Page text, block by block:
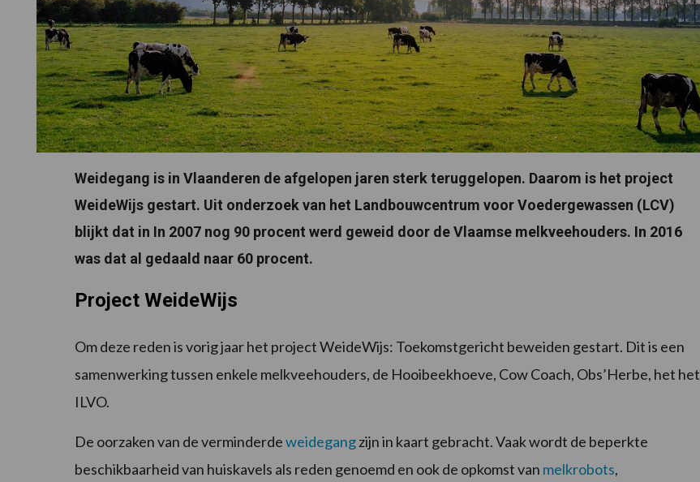
Weidegang is in Vlaanderen de afgelopen jaren sterk teruggelopen. Daarom is het project
WeideWijs gestart. Uit onderzoek van het Landbouwcentrum voor Voedergewassen (LCV)
blijkt dat in In 2007 nog 90 procent werd geweid door de Vlaamse melkveehouders. In 2016
was dat al gedaald naar 60 procent.
Project WeideWijs
Om deze reden is vorig jaar het project WeideWijs: Toekomstgericht beweiden gestart. Dit is een
samenwerking tussen enkele melkveehouders, de Hooibeekhoeve, Cow Coach, Obs’Herbe, het het
ILVO.
De oorzaken van de verminderdeweidegangzijn in kaart gebracht. Vaak wordt de beperkte
beschikbaarheid van huiskavels als reden genoemd en ook de opkomst van melkrobots,